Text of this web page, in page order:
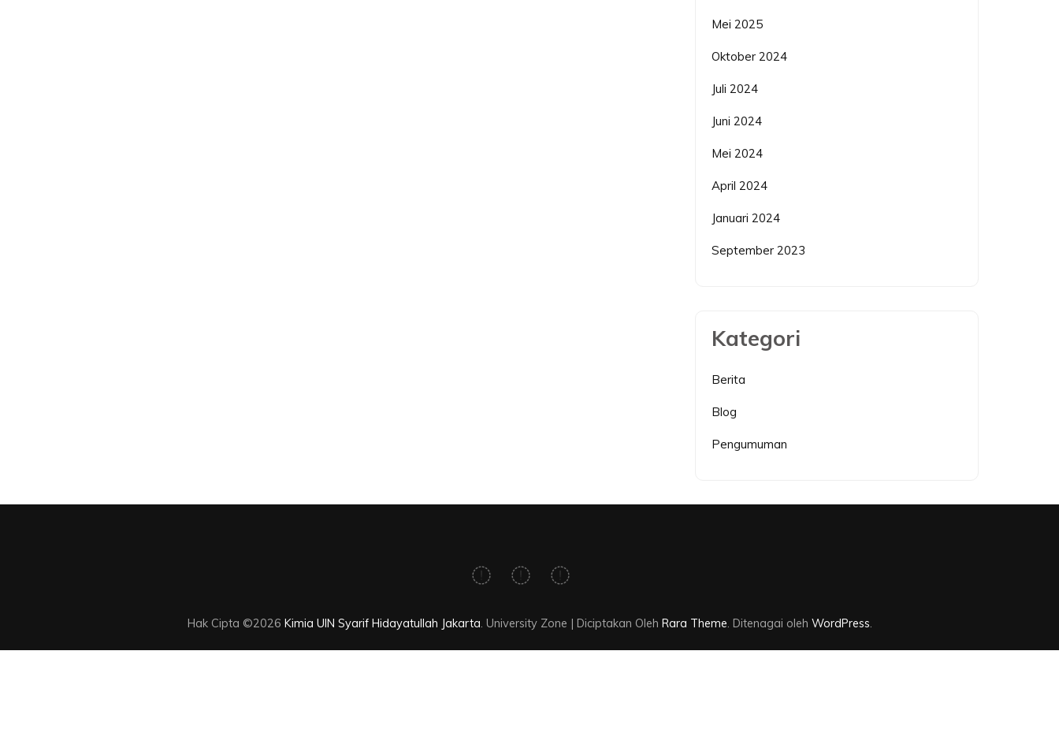
Mei 2025
Oktober 2024
Juli 2024
Juni 2024
Mei 2024
April 2024
Januari 2024
September 2023
Kategori
Berita
Blog
Pengumuman
Hak Cipta ©2026 Kimia UIN Syarif Hidayatullah Jakarta. University Zone | Diciptakan Oleh Rara Theme. Ditenagai oleh WordPress.